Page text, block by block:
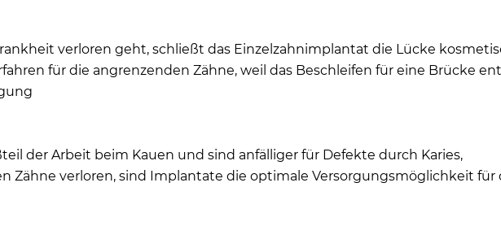
verloren geht, schließt das Einzelzahnimplantat die Lücke
für die angrenzenden Zähne, weil das Beschleifen für eine Brücke
der Arbeit beim Kauen und sind anfälliger für Defekte durch Karies,
Zähne verloren, sind Implantate die optimale Versorgungsmöglichkeit für